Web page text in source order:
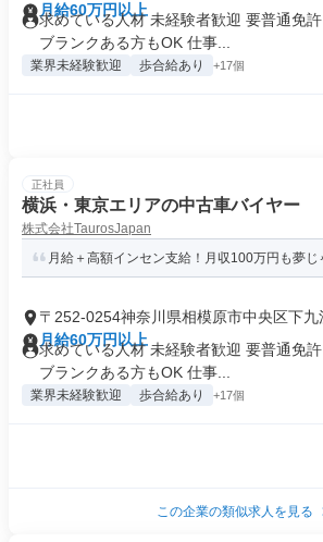
月給60万円以上
求めている人材 未経験者歓迎 要普通免
ブランクある方もOK 仕事...
業界未経験歓迎 歩合給あり +17個
正社員
横浜・東京エリアの中古車バイヤー
株式会社TaurosJapan
月給＋高額インセン支給！月収100万円も夢じ
〒252-0254神奈川県相模原市中央区下九
月給60万円以上
求めている人材 未経験者歓迎 要普通免
ブランクある方もOK 仕事...
業界未経験歓迎 歩合給あり +17個
この企業の類似求人を見る